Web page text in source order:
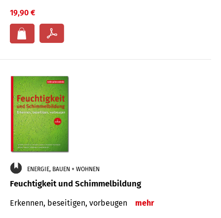
19,90 €
ENERGIE, BAUEN + WOHNEN
Feuchtigkeit und Schimmelbildung
Erkennen, beseitigen, vorbeugen mehr